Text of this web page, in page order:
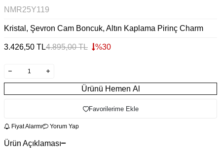
NMR25Y119
Kristal, Şevron Cam Boncuk, Altın Kaplama Pirinç Charm
3.426,50 TL4.895,00TL %30
Ürünü Hemen Al
Favorilerime Ekle
Fiyat Alarmı Yorum Yap
Ürün Açıklaması